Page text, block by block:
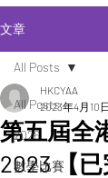
文章
All Posts
2026
數學比賽
All Posts
第五屆全
2023 【已
HKCYAA
2023年4月10日